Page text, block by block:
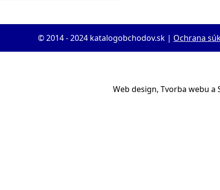
© 2014 - 2024 katalogobchodov.sk | Ochrana
Web design, Tvorba webu a